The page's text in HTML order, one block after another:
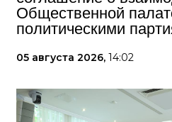
Общественной
политическими
05 августа 2026, 14:02